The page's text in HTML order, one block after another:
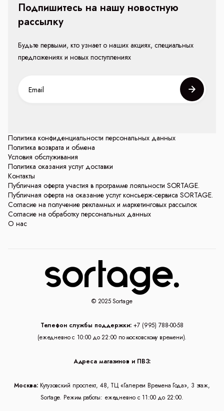
Политика конфиденциальности персональных данных
Политика возврата и обмена
Условия обслуживания
Политика оказания услуг доставки
Контакты
Публичная оферта участия в программе лояльности SORTAGE.
Публичная оферта на оказание услуг консьерж-сервиса SORTAGE.
Согласие на получение рекламных и маркетинговых рассылок
Согласие на обработку персональных данных
О нас
Подпишитесь на нашу новостную
рассылку
Будьте первыми, кто узнает о наших акциях, специальных
предложениях и новых поступлениях
© 2025 Sortage
Телефон службы поддержки: +7 (995) 788-00-58
(ежедневно с 10:00 до 22:00 по московскому времени).
Адреса магазинов и ПВЗ:
Москва: Кутузовский проспект, 48, ТЦ «Галереи Времена Года», 3 этаж,
Sortage. Режим работы: ежедневно с 11:00 до 22:00.